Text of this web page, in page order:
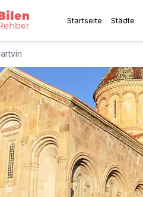
Startseite Städte
artvin